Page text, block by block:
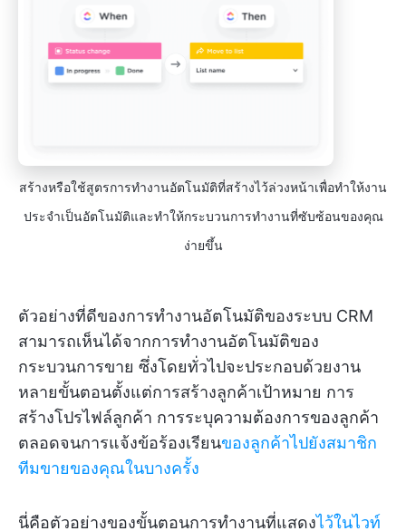
สร้างหรือใช้สูตรการทำงานอัตโนมัติที่สร้างไว้ล่วงหน้าเพื่อทำให้งาน
ประจำเป็นอัตโนมัติและทำให้กระบวนการทำงานที่ซับซ้อนของคุณ
ง่ายขึ้น
ตัวอย่างที่ดีของการทำงานอัตโนมัติของระบบ CRM
สามารถเห็นได้จากการทำงานอัตโนมัติของ
กระบวนการขาย ซึ่งโดยทั่วไปจะประกอบด้วยงาน
หลายขั้นตอนตั้งแต่การสร้างลูกค้าเป้าหมาย การ
สร้างโปรไฟล์ลูกค้า การระบุความต้องการของลูกค้า
ตลอดจนการแจ้งข้อร้องเรียนของลูกค้าไปยังสมาชิก
ทีมขายของคุณในบางครั้ง
นี่คือตัวอย่างของขั้นตอนการทำงานที่แสดงไว้ในไวท์